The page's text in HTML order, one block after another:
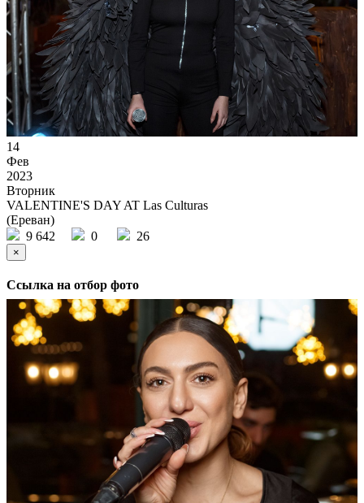
14
Фев
2023
Вторник
VALENTINE'S DAY AT Las Culturas
(Ереван)
9 642
0 26
×
Ссылка на отбор фото